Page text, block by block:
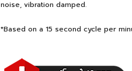
noise, vibration damped.
*Based on a 15 second cycle per